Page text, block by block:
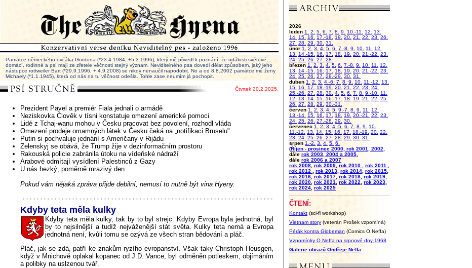
2026
leden 1. 2. 5. 6. 7. 8. 9. 10.-11. 12.
13.
14.
15. 16. 17.-18. 19. 20. 21. 22. 23.
26.
27.
28. 29. 30. 31.
únor 1. 2. 3. 4. 5. 6. 7.-8. 9. 10. 11.
12.
13.
14.-15. 16. 17. 18. 19. 20. 21.-22.
23.
24. 25. 26. 27.
28.
březen 1. 2. 3. 4. 5. 6. 7.-8. 9. 10. 11.
12.
13.
14.-15. 16. 17. 18. 19. 20. 21.-22.
23.
24. 25. 26. 27. 28.-29. 30. 31.
duben 1. 2. 3. 4.-6. 7. 8. 9. 10. 11.-12.
13.
15.
16. 17. 18.-19. 20. 21. 22. 23.
24.
25.-26.
27. 28. 30. 4. 5. 6. 7. 8. 9.-10.
11.
12.
13. 14. 15. 16.-17. 18. 19. 21. 22.
25.
26.
27. 28. 29.
30.-31.
červen 1. 2. 3. 4. 5. 9.-7. 8. 9. 11.
12.
13.-14.
15. 16. 17. 18. 19. 20.-21. 22.
23.
24. 25. 26. 27.-28. 29.
30.
červenec 1. 2. 3. 4.-5. 6. 7. 8. 9.
10.
11.-12.
13. 14. 15. 16. 17. 18.-19. 20. 22.
23.
24. 25.-26. 27. 28. 29. 30. 31.
srpen 1.-2. 3. 4. 5. 6.
(Říjen - prosinec 2000, rok 2001, 2002,
dále rok 2003, 2004 a 2005
dále rok 2006 a 2007
rok 2008 rok 2009 rok 2010 rok 2011
rok 2012
rok 2013 rok 2014 rok 2015
rok 2016 rok 2017 rok 2018 rok 2019
rok 2020 rok 2021 rok 2022 rok 2023
rok 2024 rok 2025
ČTENÍ:
Kontakt (sci-fi workshop)
Vietnam story (veterán Prošek vzpomíná)
Pérák kontra Globeman (Comics O.Neffa)
Vzpomínky O.Neffa na srpnové dny 1968
Galerie obrazů Ondřeje Neffa
Památce německého ovčáka Gordona (*23.4.1984, +5.3.1996), který mě přivedl k poznání, že události světové,
domácí, rodinné a psí mají ze zřetele věčnosti stejný význam. Neviditelného psa dovedl dělat způsobem, jaký jeho
nástupce rottweiler Bart (*29.9.1996, + 4.9.2008) se nikdy nenaučil napodobit. No a od 8.8.2002 památce mé ženy
Michaely (*1.1.1945), která od nás na tu věčnost odešla. Tohle zase neumím já pochopit.
Čtvrtek 20.2.2025.
Prezident Pavel a premiér Fiala jednali o armádě
Neziskovka Člověk v tísni konstatuje omezení americké pomoci
Lidé z Tchaj-wanu mohou v Česku pracovat bez povolení, rozhodl vláda
Omezení prodeje omamných látek v Česku čeká na „notifikaci Bruselu"
Putin si pochvaluje jednání s Američany v Rijádu
Zelenskyj se obává, že Trump žije v dezinformačním prostoru
Rakouská policie zabránila útoku na vídeňské nádraží
Arabové odmítají vysídlení Palestinců z Gazy
U nás hezký, poměrně mrazivý den
Pokud vám nějaká zpráva přijde debilní, nemusí to nutně být vina Hyeny.
Kdyby teta měla kulky
Kdyby teta měla kulky, tak by to byl strejc. Kdyby Evropa byla jednotná, byl
by to nejsilnější a tudíž nejváženější stát světa. Kulky teta nemá a Evropa
jednotná není, kvůli tomu se ozývá ze všech stran bědování a pláč.
Pláč, jak se zdá, patří ke znakům ryzího evropanství. Však taky Christoph Heusgen,
když v Mnichově oplakal kopanec od J.D. Vance, byl odměněn potleskem, objímáním
a polibky na uslzenou tvář.